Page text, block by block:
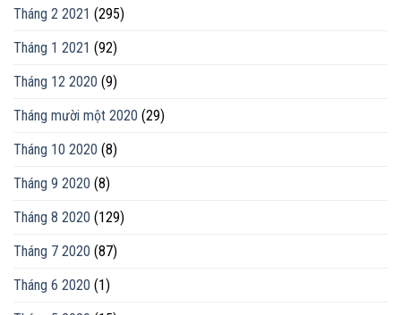
Tháng 2 2021 (295)
Tháng 1 2021 (92)
Tháng 12 2020 (9)
Tháng mười một 2020 (29)
Tháng 10 2020 (8)
Tháng 9 2020 (8)
Tháng 8 2020 (129)
Tháng 7 2020 (87)
Tháng 6 2020 (1)